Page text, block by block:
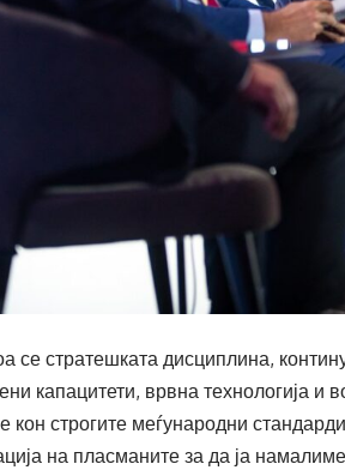
се стратешката дисциплина,
капацитети, врвна технологија и
кон строгите меѓународни
на пласманите за да ја